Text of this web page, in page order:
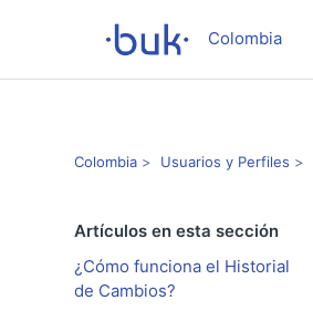
Colombia
Colombia Usuarios y Perfiles
Artículos en esta sección
¿Cómo funciona el Historial
de Cambios?